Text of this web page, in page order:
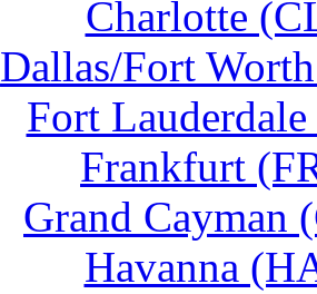
Charlotte
Dallas/Fort
Fort
Frankfurt
Grand Cayman
Havanna